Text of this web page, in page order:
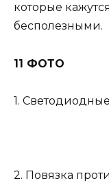
которые
бесполезными.
11 ФОТО
1.
2. Повязка